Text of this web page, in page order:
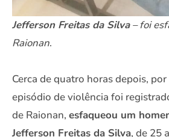
Jefferson Freitas da Silva– foi
Raionan.
Cerca de quatro horas depois,
episódio de violência foi
de Raionan, esfaqueou um
Jefferson Freitas da Silva, de 25